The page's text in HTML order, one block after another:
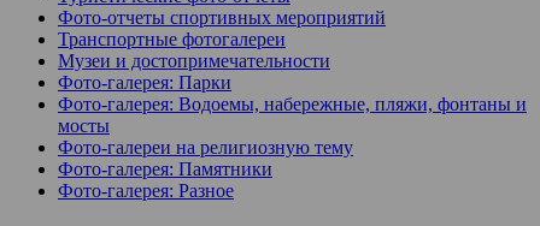
Фото-отчеты спортивных мероприятий
Транспортные фотогалереи
Музеи и достопримечательности
Фото-галерея: Парки
Фото-галерея: Водоемы, набережные, пляжи, фонтаны и
мосты
Фото-галереи на религиозную тему
Фото-галерея: Памятники
Фото-галерея: Разное